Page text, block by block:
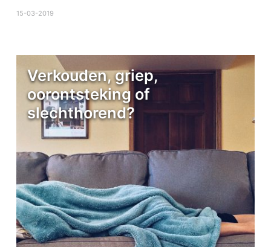
15-03-2019
Verkouden, griep,
oorontsteking of
slechthorend?